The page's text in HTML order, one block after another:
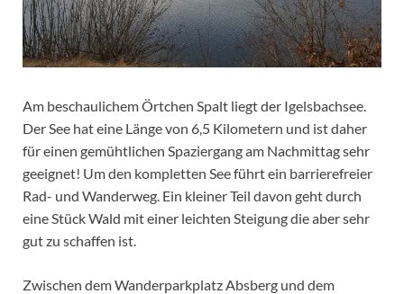
Am beschaulichem Örtchen Spalt liegt der Igelsbachsee.
Der See hat eine Länge von 6,5 Kilometern und ist daher
für einen gemühtlichen Spaziergang am Nachmittag sehr
geeignet! Um den kompletten See führt ein barrierefreier
Rad- und Wanderweg. Ein kleiner Teil davon geht durch
eine Stück Wald mit einer leichten Steigung die aber sehr
gut zu schaffen ist.
Zwischen dem Wanderparkplatz Absberg und dem